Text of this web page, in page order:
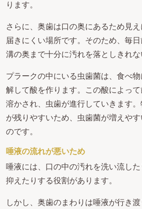
ります。
さらに、奥歯は口の奥にあるため見
届きにくい場所です。そのため、毎日
溝の奥まで十分に汚れを落としきれな
プラークの中にいる虫歯菌は、食べ
解して酸を作ります。この酸によっ
溶かされ、虫歯が進行していきます
が残りやすいため、虫歯菌が増えや
のです。
唾液の流れが悪いため
唾液には、口の中の汚れを洗い流し
抑えたりする役割があります。
しかし、奥歯のまわりは唾液が行き